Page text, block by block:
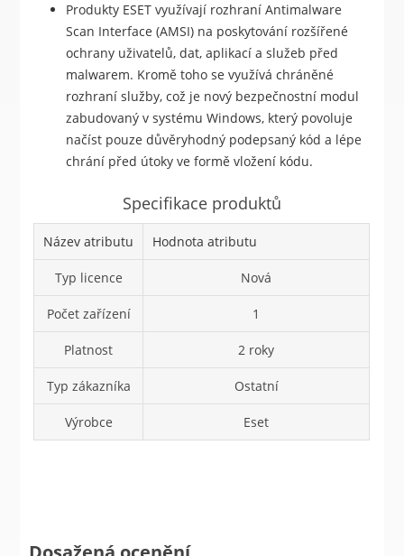
Produkty ESET využívají rozhraní Antimalware
Scan Interface (AMSI) na poskytování rozšířené
ochrany uživatelů, dat, aplikací a služeb před
malwarem. Kromě toho se využívá chráněné
rozhraní služby, což je nový bezpečnostní modul
zabudovaný v systému Windows, který povoluje
načíst pouze důvěryhodný podepsaný kód a lépe
chrání před útoky ve formě vložení kódu.
Specifikace produktů
Název atributu Hodnota atributu
Typ licence Nová
Počet zařízení 1
Platnost 2 roky
Typ zákazníka Ostatní
Výrobce Eset